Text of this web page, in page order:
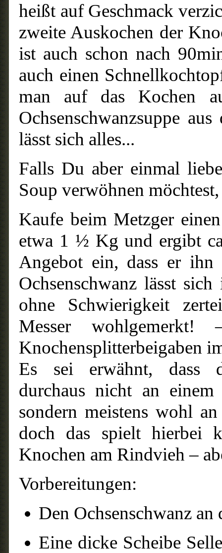
heißt auf Geschmack
zweite Auskochen der
ist auch schon nach
auch einen
man auf das Kochen
Ochsenschwanzsuppe
lässt sich alles...
Falls Du aber einmal
Soup verwöhnen
Kaufe beim Metzger
etwa 1 ½ Kg und ergibt
Angebot ein, dass er
Ochsenschwanz lässt
ohne Schwierigkeit
Messer
Knochensplitterbeigaben
Es sei erwähnt, dass
durchaus nicht an einem
sondern meistens wohl
doch das spielt hierbei
Knochen am Rindvieh –
Vorbereitungen:
Den Ochsenschwanz
Eine dicke Scheibe